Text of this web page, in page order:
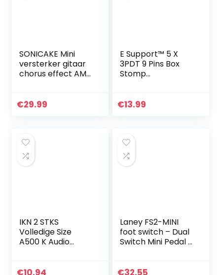
SONICAKE Mini
versterker gitaar
chorus effect AMP
oplaadbare gitaar
€29.99
E Support™ 5 X
3PDT 9 Pins Box
Stomp
Voetschakelaar
€13.99
IKN 2 STKS
Volledige Size
A500 K Audio
Gitaar Toon
€10.94
Laney FS2-MINI
foot switch – Dual
Switch Mini Pedal –
Lead
€32.55